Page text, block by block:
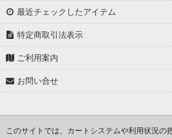
最近チェックしたアイテム
特定商取引法表示
ご利用案内
お問い合せ
このサイトでは、カートシステムや利用状況